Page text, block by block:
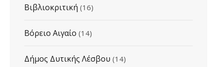
Βιβλιοκριτική (16)
Βόρειο Αιγαίο (14)
Δήμος Δυτικής Λέσβου (14)